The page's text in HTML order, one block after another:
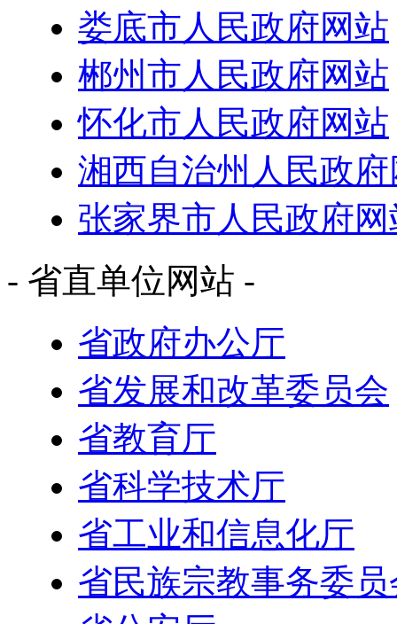
娄底市人民政府网站
郴州市人民政府网站
怀化市人民政府网站
湘西自治州人民政
张家界市人民政府网
- 省直单位网站 -
省政府办公厅
省发展和改革委员会
省教育厅
省科学技术厅
省工业和信息化厅
省民族宗教事务委员